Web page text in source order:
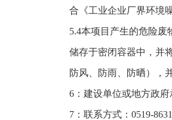
合《工业企业厂界环境
5.4本项目产生的危险
储存于密闭容器中，并
防风、防雨、防晒），
6：建设单位或地方政
7：联系方式：0519-